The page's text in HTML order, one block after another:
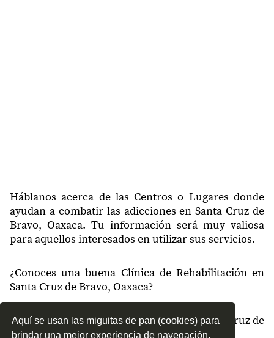
Aquí se usan las miguitas de pan (cookies) para
brindar una mejor experiencia de navegación.
Háblanos acerca de las Centros o Lugares donde
ayudan a combatir las adicciones en Santa Cruz de
Bravo, Oaxaca. Tu información será muy valiosa
para aquellos interesados en utilizar sus servicios.
¿Conoces una buena Clínica de Rehabilitación en
Santa Cruz de Bravo, Oaxaca?
¿Qué tipo de tratamientos conoces en Santa Cruz de
Bravo, Oaxaca?